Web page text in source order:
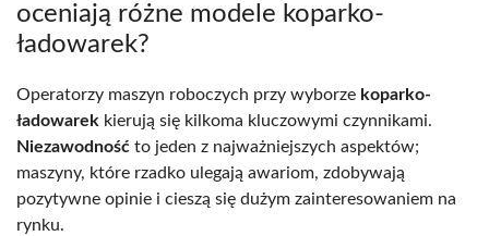
oceniają różne modele koparko-
ładowarek?
Operatorzy maszyn roboczych przy wyborze koparko-
ładowarek kierują się kilkoma kluczowymi czynnikami.
Niezawodność to jeden z najważniejszych aspektów;
maszyny, które rzadko ulegają awariom, zdobywają
pozytywne opinie i cieszą się dużym zainteresowaniem na
rynku.